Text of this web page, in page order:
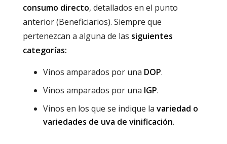
consumo directo, detallados en el punto
anterior (Beneficiarios). Siempre que
pertenezcan a alguna de las siguientes
categorías:
Vinos amparados por una DOP.
Vinos amparados por una IGP.
Vinos en los que se indique la variedad o
variedades de uva de vinificación.